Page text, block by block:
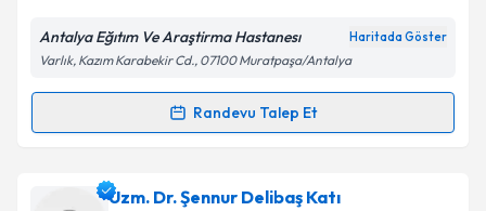
Kişisel verilerimin işlenmesine ilişkin
Metni'ni okudum ve kişisel verilerimin belirtilen
Antalya Eğıtım Ve Araştirma Hastanesı Haritada Göster
Varlık, Kazım Karabekir Cd., 07100 Muratpaşa/Antalya
Randevu Talep Et
Randevu Takvimi Talebi
Dr. Uğur Kahvecioğluiçin randevu takvimi talebi
Uzm. Dr. Şennur Delibaş Katı